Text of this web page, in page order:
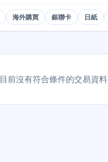
海外購買 銀聯卡 日紙
目前沒有符合條件的交易資料